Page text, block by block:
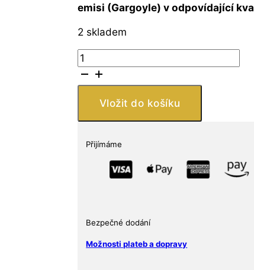
emisi (Gargoyle) v odpovídající
2 skladem
Stříbrná
mince
Spitter
(Chrlič)
Gargoyles
Grotesky
Box
Vložit do košíku
Přijímáme
Bezpečné dodání
Možnosti plateb a dopravy